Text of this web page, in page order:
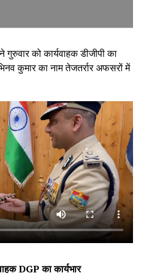
को कार्यवाहक डीजीपी का
कुमार का नाम तेजतर्रार अफसरों में
DGP का कार्यभार